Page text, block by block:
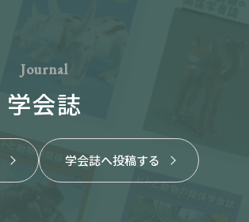
Journal
学会誌
学会誌へ投稿する